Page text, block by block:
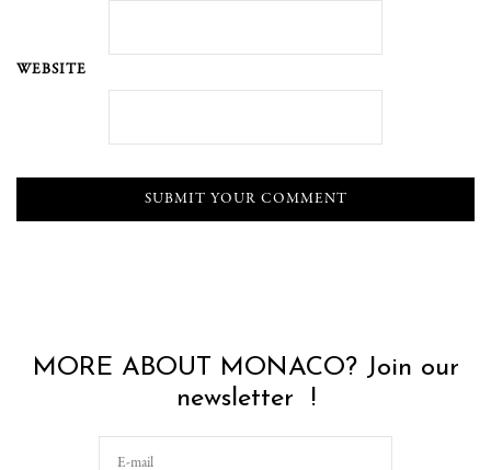
WEBSITE
MORE ABOUT MONACO? Join our
newsletter !